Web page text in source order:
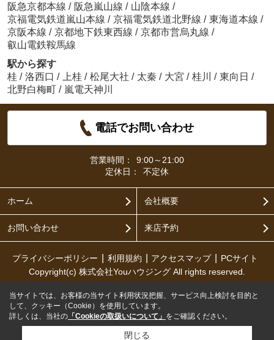
阪急京都本線 / 阪急嵐山線 / 山陰本線 /
京福電気鉄道嵐山本線 / 京福電気鉄道北野線 / 東海道本線 /
京阪本線 / 京都地下鉄東西線 / 京都市営烏丸線 /
叡山電鉄鞍馬線
駅から探す
桂 / 洛西口 / 上桂 / 松尾大社 / 太秦 / 大宮 / 桂川 / 東向日 /
北野白梅町 / 嵐電天神川
電話でお問い合わせ
営業時間：
9:00～21:00
定休日：
不定休
ホーム 会社概要
お問い合わせ 来店予約
プライバシーポリシー 利用規約 アクセスマップ
PCサイト
Copyright(c) 株式会社Youハウジング All rights reserved.
当サイトでは、お客様の当サイト利用状況把握、サービス向上検討を目的と
して、クッキー（Cookie）を使用しています。
詳しくは、当社の 「Cookieの取扱いについて」 をご確認ください。
閉じる